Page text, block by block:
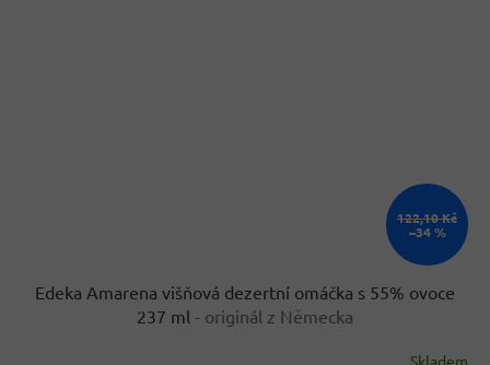
122,10 Kč
–34 %
Edeka Amarena višňová dezertní omáčka s 55% ovoce
237 ml - originál z Německa
Skladem